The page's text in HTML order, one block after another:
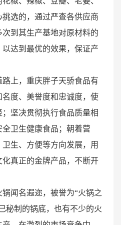
选的，通过严查各供应商
到其生产基地对原材料的
达到最优的效果，保证产
上，重庆胖子天骄食品有
度、美誉度和忠诚度，使
坚决贯彻执行食品质量相
卫生健康食品；朝着营
生、方便等方向发展，用
真正的金牌产品，不断开
闻名遐迩，被誉为“火锅之
秘制的锅底，也有不少的火